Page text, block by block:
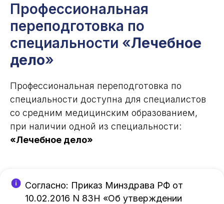
Профессиональная
переподготовка по
специальности «Лечебное
дело»
Профессиональная переподготовка по
специальности доступна для специалистов
со средним медицинским образованием,
при наличии одной из специальности:
«Лечебное дело»
Согласно: Приказ Минздрава РФ от
10.02.2016 N 83Н «Об утверждении